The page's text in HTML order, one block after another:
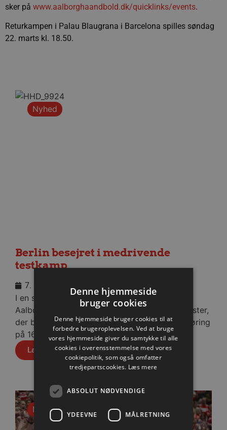
sker på www.aalborghaandbold.dk/quicklinks/events.
Returkampen i Palau Blaugrana i Barcelona spilles søndag
22. marts kl. 18.50.
Nyhed
Berlin besejret i medrivende
testkamp
7. august 2026
I en stopfyldt Sparekassen Danmark Arena fik
Aalborg Håndbold skovlen under de tyske gæster,
der blev slået med cifrene 30-28 efter pauseføring
på 16-12.
Læs mere
Nyhed
Denne hjemmeside
bruger cookies
Denne hjemmeside bruger cookies til at
forbedre brugeroplevelsen. Ved at bruge
vores hjemmeside giver du samtykke til alle
cookies i overensstemmelse med vores
cookiepolitik, som også omfatter
tredjepartscookies. Læs mere
ABSOLUT NØDVENDIGE
YDEEVNE MÅLRETNING